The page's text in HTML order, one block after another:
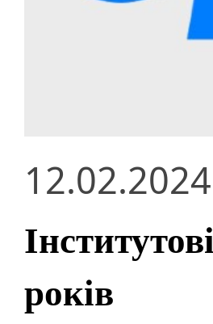
12.02.2024
років